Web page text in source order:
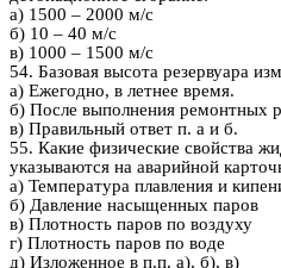
а) 1500 – 2000 м/c
б) 10 – 40 м/с
в) 1000 – 1500 м/с
54. Базовая высота резервуара
а) Ежегодно, в летнее время.
б) После выполнения ремонтных
в) Правильный ответ п. а и б.
55. Какие физические свойства
указываются на аварийной
а) Температура плавления и
б) Давление насыщенных паров
в) Плотность паров по воздуху
г) Плотность паров по воде
д) Изложенное в п.п. а), б), в)